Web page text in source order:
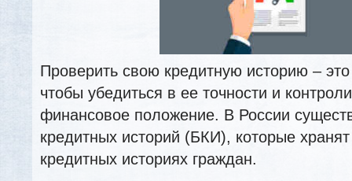
Проверить свою кредитную историю –
чтобы убедиться в ее точности и
финансовое положение. В России
кредитных историй (БКИ), которые
кредитных историях граждан.